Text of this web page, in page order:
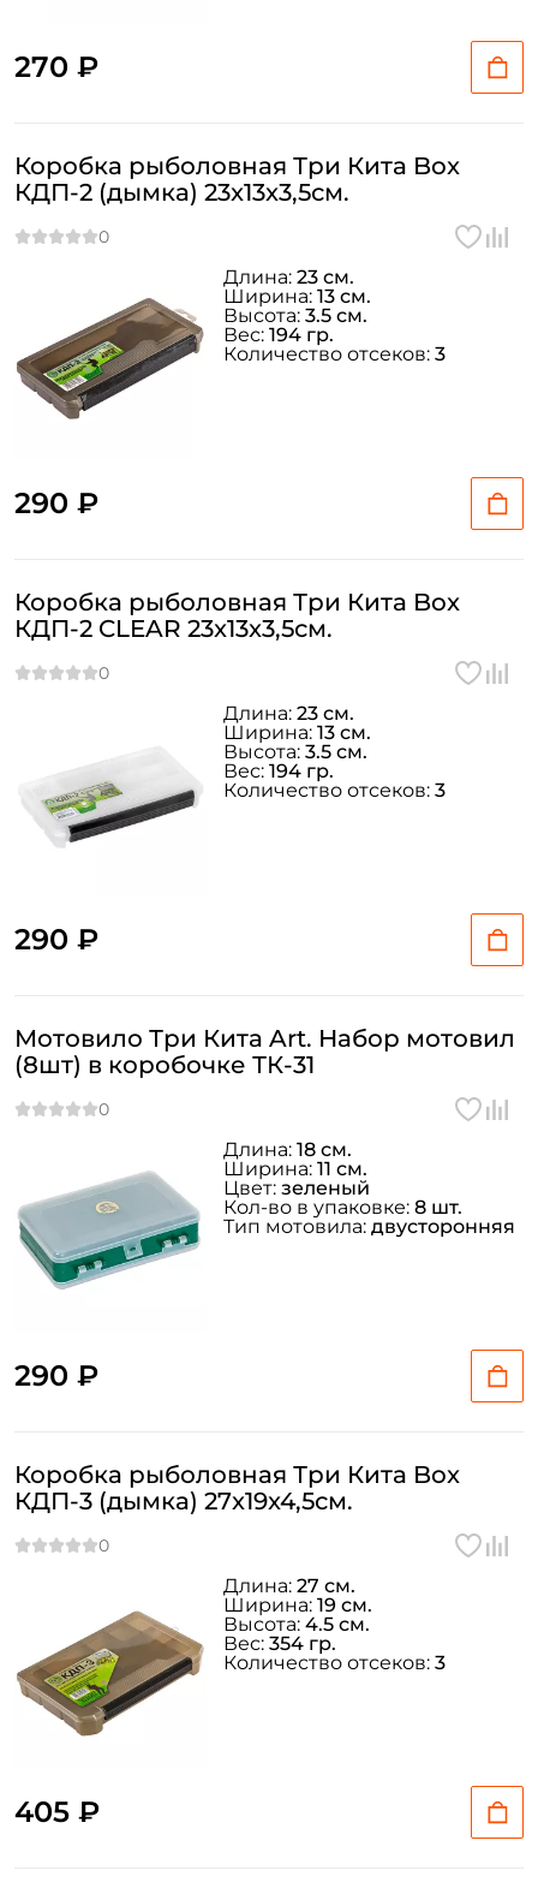
270 ₽
Коробка рыболовная Три Кита Box
КДП-2 (дымка) 23x13x3,5см.
290 ₽
Длина: 23 см.
Ширина: 13 см.
Высота: 3.5 см.
Вес: 194 гр.
Количество отсеков: 3
Коробка рыболовная Три Кита Box
КДП-2 CLEAR 23x13x3,5см.
290 ₽
Длина: 23 см.
Ширина: 13 см.
Высота: 3.5 см.
Вес: 194 гр.
Количество отсеков: 3
Мотовило Три Кита Art. Набор мотовил
(8шт) в коробочке ТК-31
290 ₽
Длина: 18 см.
Ширина: 11 см.
Цвет: зеленый
Кол-во в упаковке: 8 шт.
Тип мотовила: двусторонняя
Коробка рыболовная Три Кита Box
КДП-3 (дымка) 27x19x4,5см.
405 ₽
Длина: 27 см.
Ширина: 19 см.
Высота: 4.5 см.
Вес: 354 гр.
Количество отсеков: 3